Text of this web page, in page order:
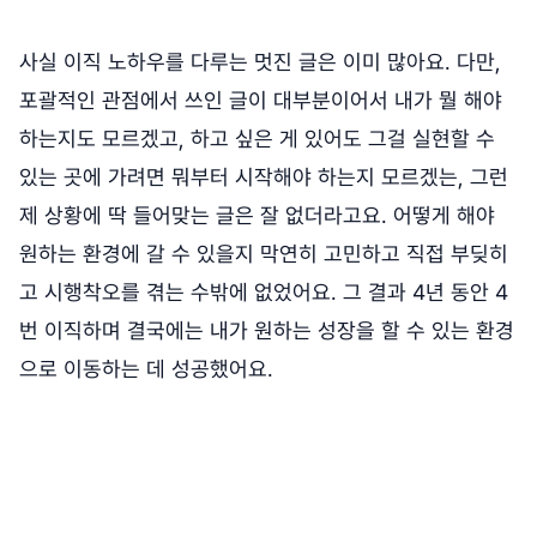
사실 이직 노하우를 다루는 멋진 글은 이미 많아요. 다만,
포괄적인 관점에서 쓰인 글이 대부분이어서 내가 뭘 해야
하는지도 모르겠고, 하고 싶은 게 있어도 그걸 실현할 수
있는 곳에 가려면 뭐부터 시작해야 하는지 모르겠는, 그런
제 상황에 딱 들어맞는 글은 잘 없더라고요. 어떻게 해야
원하는 환경에 갈 수 있을지 막연히 고민하고 직접 부딪히
고 시행착오를 겪는 수밖에 없었어요. 그 결과 4년 동안 4
번 이직하며 결국에는 내가 원하는 성장을 할 수 있는 환경
으로 이동하는 데 성공했어요.